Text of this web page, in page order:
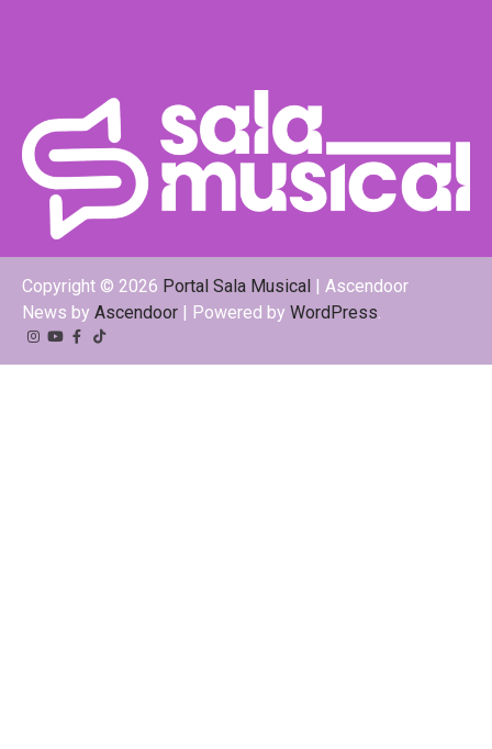
Copyright © 2026 Portal Sala Musical | Ascendoor
News by Ascendoor | Powered by WordPress
Instagram
YouTube
Facebook
Tiktok